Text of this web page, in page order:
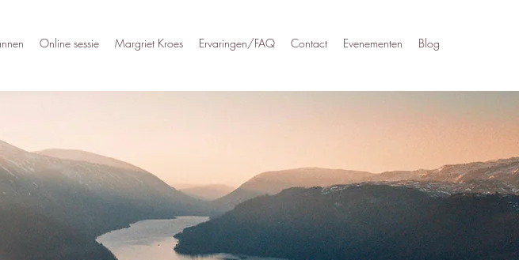
Online sessie Margriet Kroes Ervaringen/FAQ Contact Evenementen Blog